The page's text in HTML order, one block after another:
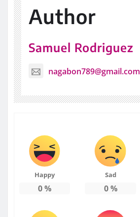
Author
Samuel Rodriguez
nagabon789@gmail.com
Happy
0%
Sad
0%